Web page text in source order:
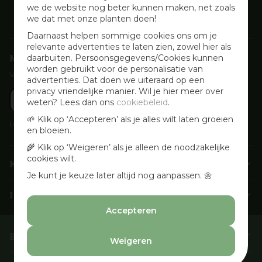
we de website nog beter kunnen maken, net zoals
we dat met onze planten doen!
Daarnaast helpen sommige cookies ons om je
relevante advertenties te laten zien, zowel hier als
daarbuiten. Persoonsgegevens/Cookies kunnen
worden gebruikt voor de personalisatie van
advertenties. Dat doen we uiteraard op een
privacy vriendelijke manier. Wil je hier meer over
weten? Lees dan ons cookiebeleid.
🌱 Klik op ‘Accepteren’ als je alles wilt laten groeien
en bloeien.
🌾 Klik op ‘Weigeren’ als je alleen de noodzakelijke
cookies wilt.
Je kunt je keuze later altijd nog aanpassen. 🌼
Accepteren
Weigeren
Nieuwsbrief aanmelden
Voor wekelijkse aanbiedingen, activiteiten en inspirerende tips
Lees onzePrivacyverklaring
Klantenservice
Info & openingstijden